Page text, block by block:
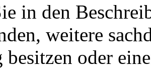
in den
weitere
besitzen oder